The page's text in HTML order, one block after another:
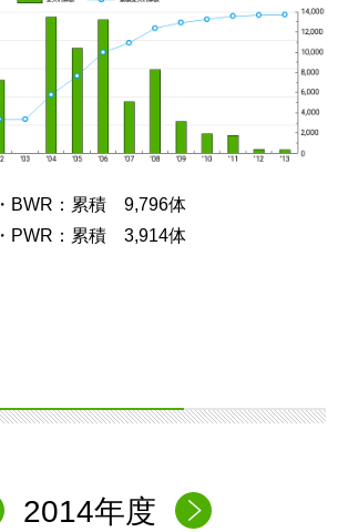
・BWR：累積 9,796体
・PWR：累積 3,914体
2014年度